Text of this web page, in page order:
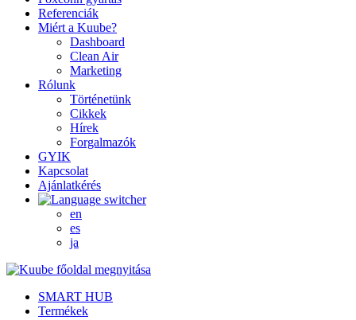
Referenciák
Miért a Kuube?
Dashboard
Clean Air
Marketing
Rólunk
Történetünk
Cikkek
Hírek
Forgalmazók
GYIK
Kapcsolat
Ajánlatkérés
en
es
ja
SMART HUB
Termékek